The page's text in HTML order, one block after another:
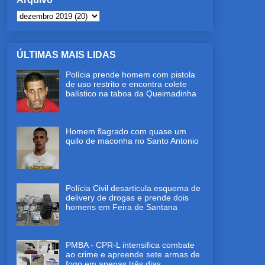
ÚLTIMAS MAIS LIDAS
Polícia prende homem com pistola
de uso restrito e encontra colete
balístico na taboa da Queimadinha
Homem flagrado com quase um
quilo de maconha no Santo Antonio
Polícia Civil desarticula esquema de
delivery de drogas e prende dois
homens em Feira de Santana
PMBA - CPR-L intensifica combate
ao crime e apreende sete armas de